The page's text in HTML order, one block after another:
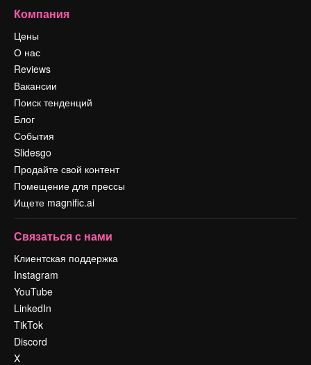
Компания
Цены
О нас
Reviews
Вакансии
Поиск тенденций
Блог
События
Slidesgo
Продайте свой контент
Помещение для прессы
Ищете magnific.ai
Связаться с нами
Клиентская поддержка
Instagram
YouTube
LinkedIn
TikTok
Discord
X